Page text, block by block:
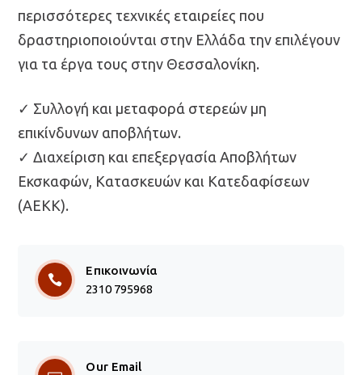
περισσότερες τεχνικές εταιρείες που
δραστηριοποιούνται στην Ελλάδα την επιλέγουν
για τα έργα τους στην Θεσσαλονίκη.
✓ Συλλογή και μεταφορά στερεών μη
επικίνδυνων αποβλήτων.
✓ Διαχείριση και επεξεργασία Αποβλήτων
Εκσκαφών, Κατασκευών και Κατεδαφίσεων
(ΑΕΚΚ).
Επικοινωνία
2310 795968
Our Email